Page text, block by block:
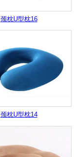
颈枕U型枕16
颈枕U型枕14